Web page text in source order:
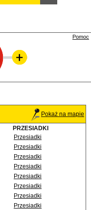
Pomoc
Pokaż na mapie
PRZESIADKI
Przesiadki
Przesiadki
Przesiadki
Przesiadki
Przesiadki
Przesiadki
Przesiadki
Przesiadki